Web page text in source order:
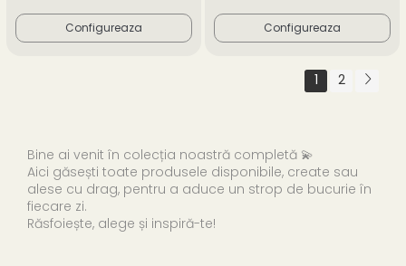
Configureaza Configureaza
1 2
Bine ai venit în colecția noastră completă 💫
Aici găsești toate produsele disponibile, create sau
alese cu drag, pentru a aduce un strop de bucurie în
fiecare zi.
Răsfoiește, alege și inspiră-te!